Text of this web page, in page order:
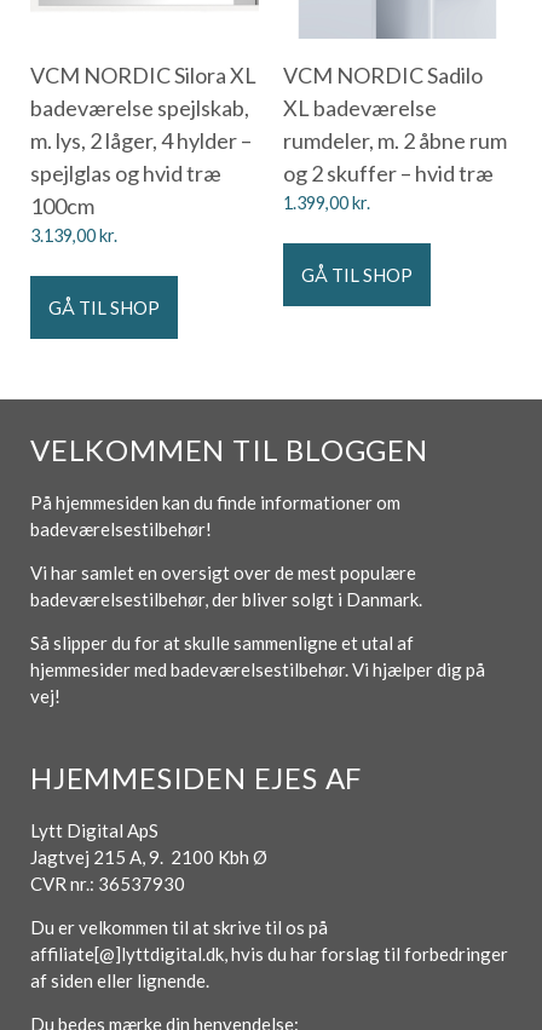
VCM NORDIC Silora XL
badeværelse spejlskab,
m. lys, 2 låger, 4 hylder –
spejlglas og hvid træ
100cm
3.139,00kr.
GÅ TIL SHOP
VCM NORDIC Sadilo
XL badeværelse
rumdeler, m. 2 åbne rum
og 2 skuffer – hvid træ
1.399,00kr.
GÅ TIL SHOP
VELKOMMEN TIL BLOGGEN
På hjemmesiden kan du finde informationer om
badeværelsestilbehør!
Vi har samlet en oversigt over de mest populære
badeværelsestilbehør, der bliver solgt i Danmark.
Så slipper du for at skulle sammenligne et utal af
hjemmesider med badeværelsestilbehør. Vi hjælper dig på
vej!
HJEMMESIDEN EJES AF
Lytt Digital ApS
Jagtvej 215 A, 9. 2100 Kbh Ø
CVR nr.: 36537930
Du er velkommen til at skrive til os på
affiliate[@]lyttdigital.dk, hvis du har forslag til forbedringer
af siden eller lignende.
Du bedes mærke din henvendelse: